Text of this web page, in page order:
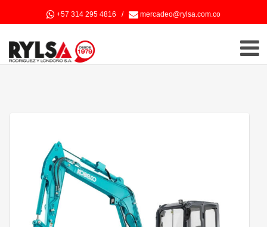
+57 314 295 4816 / mercadeo@rylsa.com.co